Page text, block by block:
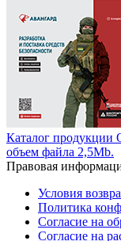
Каталог
объем файла 2,5Mb.
Правовая
Условия
Политика
Согласие на
Согласие на